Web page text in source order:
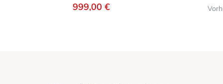
999,00 €